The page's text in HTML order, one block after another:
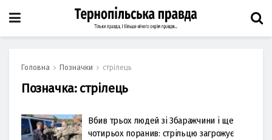
Головна Позначки стрілець
Позначка: стрілець
Вбив трьох людей зі Збаражчини і ще
чотирьох поранив: стрільцю загрожує